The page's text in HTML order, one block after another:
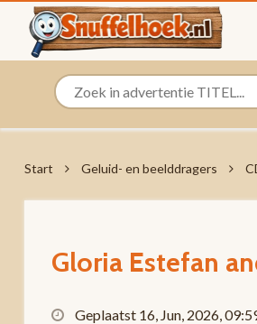
Start Geluid- en beelddragers
Gloria Estefan
Geplaatst 16, Jun, 2026,